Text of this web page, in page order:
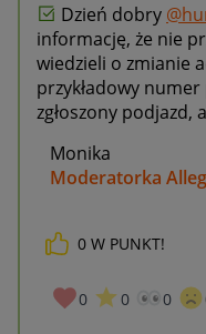
Dzień dobry
informację, że nie
wiedzieli o zmianie
przykładowy numer
zgłoszony podjazd,
Monika
Moderatorka
0 W PUNKT!
0 0 0